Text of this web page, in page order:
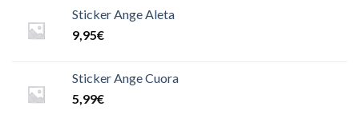
Sticker Ange Aleta
9,95€
Sticker Ange Cuora
5,99€